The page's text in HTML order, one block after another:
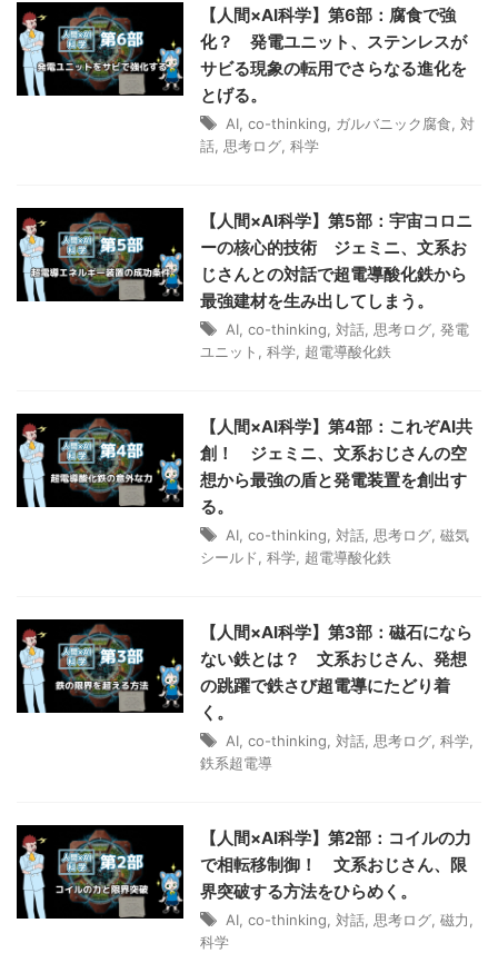
【人間×AI科学】第6部：腐食で強
化？ 発電ユニット、ステンレスが
サビる現象の転用でさらなる進化を
とげる。
AI co-thinking ガルバニック腐食 対
話 思考ログ 科学
【人間×AI科学】第5部：宇宙コロニ
ーの核心的技術 ジェミニ、文系お
じさんとの対話で超電導酸化鉄から
最強建材を生み出してしまう。
AI co-thinking 対話 思考ログ 発電
ユニット
科学 超電導酸化鉄
【人間×AI科学】第4部：これぞAI共
創！ ジェミニ、文系おじさんの空
想から最強の盾と発電装置を創出す
る。
AI co-thinking 対話 思考ログ 磁気
シールド
科学 超電導酸化鉄
【人間×AI科学】第3部：磁石になら
ない鉄とは？ 文系おじさん、発想
の跳躍で鉄さび超電導にたどり着
く。
AI co-thinking 対話 思考ログ 科学
鉄系超電導
【人間×AI科学】第2部：コイルの力
で相転移制御！ 文系おじさん、限
界突破する方法をひらめく。
AI co-thinking 対話 思考ログ 磁力
科学